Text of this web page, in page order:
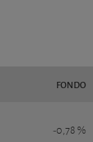
FONDO
-0,78 %